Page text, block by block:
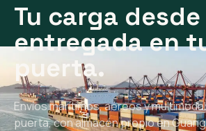
Tu carga
entregada en
puerta.
Envíos marítimos, aéreos y
puerta, con almacén propio en